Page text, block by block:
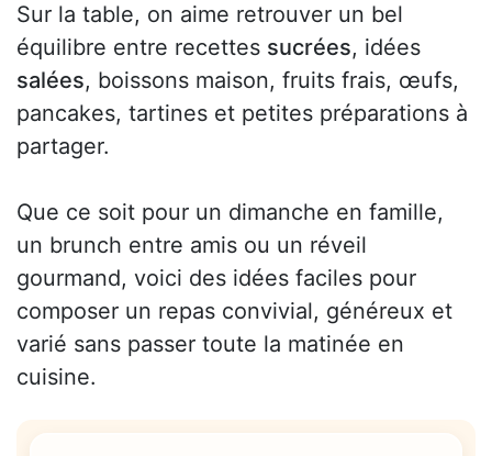
Sur la table, on aime retrouver un bel
équilibre entre recettes sucrées, idées
salées, boissons maison, fruits frais, œufs,
pancakes, tartines et petites préparations à
partager.
Que ce soit pour un dimanche en famille,
un brunch entre amis ou un réveil
gourmand, voici des idées faciles pour
composer un repas convivial, généreux et
varié sans passer toute la matinée en
cuisine.